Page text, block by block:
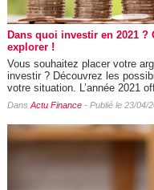
Dans quoi investir en 2021 ?
explorer !
Vous souhaitez placer votre
investir ? Découvrez les
votre situation. L’année 2021
Dans Actu Finance- Publié le 23/04/